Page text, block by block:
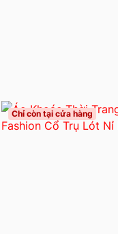
Chỉ còn tại cửa hàng